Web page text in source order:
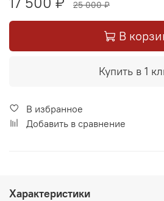
25 000 ₽
В
Купить в 1
В избранное
Добавить в сравнение
Характеристики